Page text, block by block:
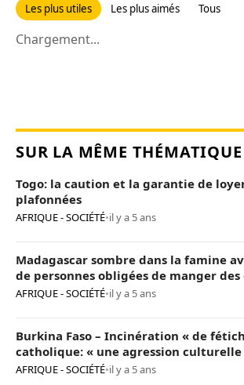
Les plus utiles Les plus aimés Tous
Chargement...
SUR LA MÊME THÉMATIQUE
Togo: la caution et la garantie de
plafonnées
AFRIQUE - SOCIÉTÉ•il y a 5 ans
Madagascar sombre dans la famine
de personnes obligées de manger
AFRIQUE - SOCIÉTÉ•il y a 5 ans
Burkina Faso – Incinération « de
catholique: « une agression
provocation de trop »
AFRIQUE - SOCIÉTÉ•il y a 5 ans